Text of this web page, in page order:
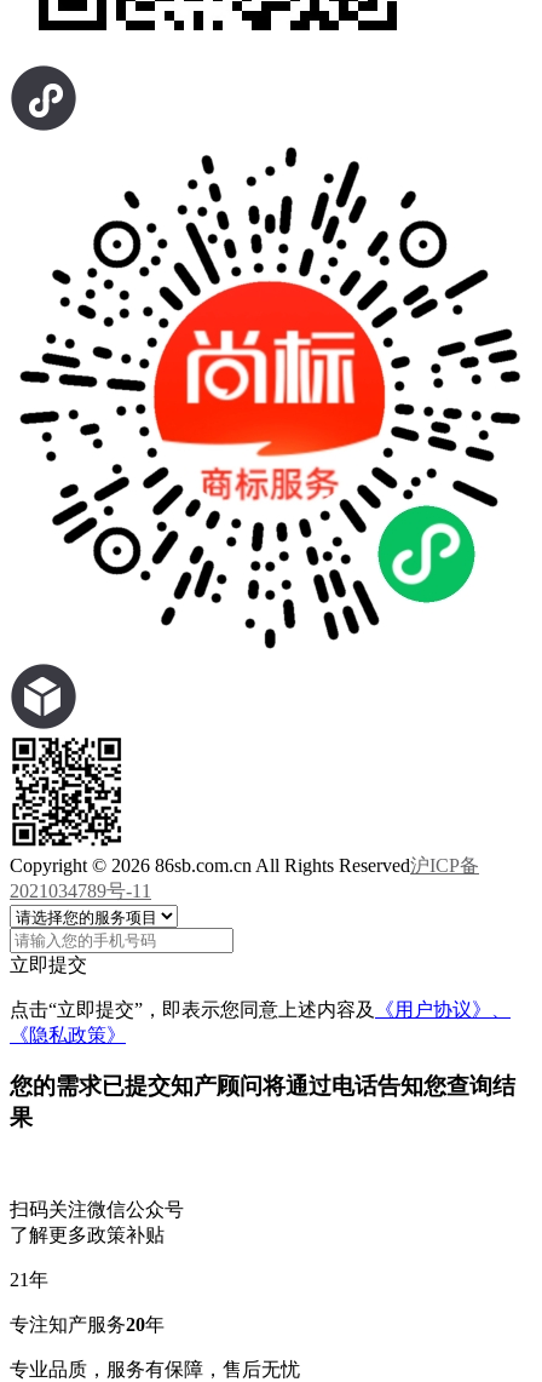
Copyright © 2026 86sb.com.cn All Rights Reserved沪ICP备
2021034789号-11
立即提交
点击“立即提交”，即表示您同意上述内容及
《用户协议》、
《隐私政策》
您的需求已提交知产顾问将通过电话告知您查询结
果
扫码关注微信公众号
了解更多政策补贴
21年
专注知产服务20年
专业品质，服务有保障，售后无忧